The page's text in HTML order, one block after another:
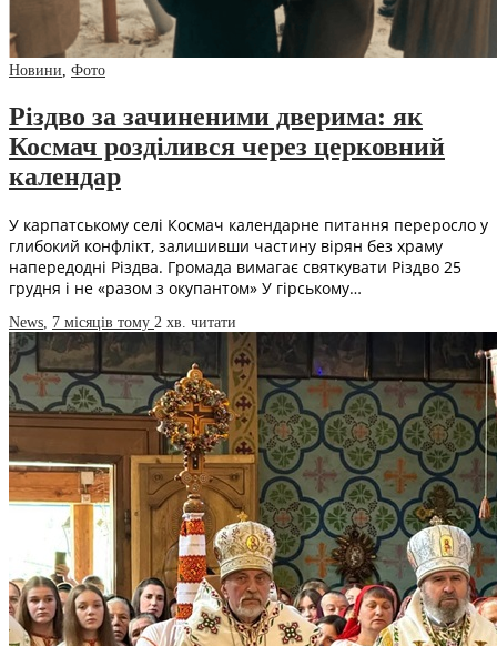
Новини Фото
Різдво за зачиненими дверима: як
Космач розділився через церковний
календар
У карпатському селі Космач календарне питання переросло у
глибокий конфлікт, залишивши частину вірян без храму
напередодні Різдва. Громада вимагає святкувати Різдво 25
грудня і не «разом з окупантом» У гірському…
News 7 місяців тому 2 хв. читати